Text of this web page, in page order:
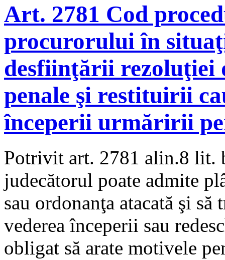
Art. 2781 Cod
procurorului în
desfiinţării rezoluţiei
penale şi restituirii
începerii urmăririi
Potrivit art. 2781 alin.8 lit.
judecătorul poate admite
sau ordonanţa atacată şi
vederea începerii sau
obligat să arate motivele